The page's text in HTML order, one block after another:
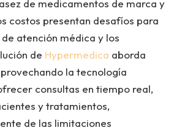
de medicamentos de marca y
costos presentan desafíos para
atención médica y los
de Hypermedica aborda
la tecnología
consultas en tiempo real,
y tratamientos,
de las limitaciones